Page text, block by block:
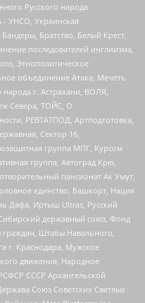
Русского народа
- УНСО, Украинская
Братство, Белый Крест,
последователей инглиизма,
Этнополитическое
объединение Атака, Мечеть
г. Астрахани, ВОЛЯ,
Севера, ТОЙС, О
РЕВТАТПОД, Артподготовка,
Сектор 16,
группа МПГ, Курсом
группа, Автоград Крю,
пансионат Ак Умут,
единство, Башкорт, Нация
Дафа, Иртыш Ultras, Русский
державный союз, Фонд
Штабы Навального,
г. Краснодара, Мужское
движения, Народное
СССР Архангельской
Союз Советских Светлых